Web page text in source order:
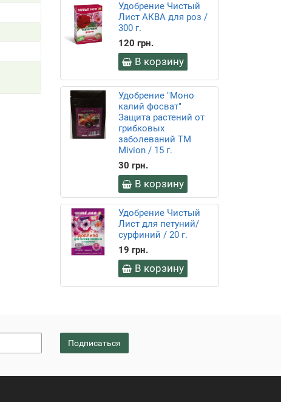
Удобрение Чистый
Лист АКВА для роз /
300 г.
120 грн.
В корзину
Удобрение "Моно
калий фосват"
Защита растений от
грибковых
заболеваний ТМ
Mivion / 15 г.
30 грн.
В корзину
Удобрение Чистый
Лист для петуний/
сурфиний / 20 г.
19 грн.
В корзину
Подписаться